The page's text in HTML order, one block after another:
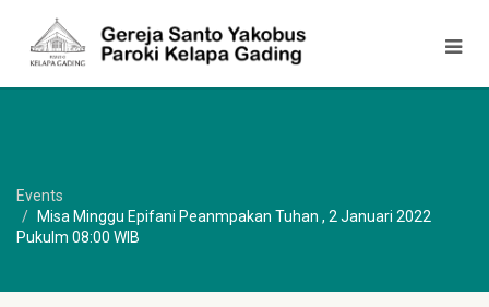
Events
Misa Minggu Epifani Peanmpakan Tuhan , 2 Januari 2022
Pukulm 08:00 WIB